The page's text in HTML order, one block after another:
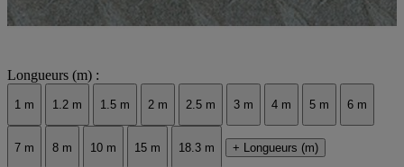
Longueurs (m) :
1 m 1.2 m 1.5 m 2 m 2.5 m 3 m 4 m 5 m 6 m
7 m 8 m 10 m 15 m 18.3 m + Longueurs (m)